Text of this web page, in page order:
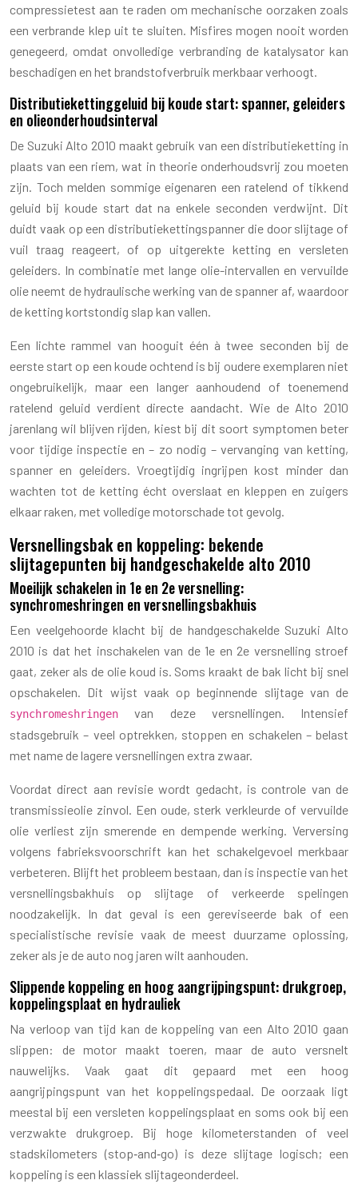
compressietest aan te raden om mechanische oorzaken zoals
een verbrande klep uit te sluiten. Misfires mogen nooit worden
genegeerd, omdat onvolledige verbranding de katalysator kan
beschadigen en het brandstofverbruik merkbaar verhoogt.
Distributiekettinggeluid bij koude start: spanner, geleiders
en olieonderhoudsinterval
De Suzuki Alto 2010 maakt gebruik van een distributieketting in
plaats van een riem, wat in theorie onderhoudsvrij zou moeten
zijn. Toch melden sommige eigenaren een ratelend of tikkend
geluid bij koude start dat na enkele seconden verdwijnt. Dit
duidt vaak op een distributiekettingspanner die door slijtage of
vuil traag reageert, of op uitgerekte ketting en versleten
geleiders. In combinatie met lange olie-intervallen en vervuilde
olie neemt de hydraulische werking van de spanner af, waardoor
de ketting kortstondig slap kan vallen.
Een lichte rammel van hooguit één à twee seconden bij de
eerste start op een koude ochtend is bij oudere exemplaren niet
ongebruikelijk, maar een langer aanhoudend of toenemend
ratelend geluid verdient directe aandacht. Wie de Alto 2010
jarenlang wil blijven rijden, kiest bij dit soort symptomen beter
voor tijdige inspectie en – zo nodig – vervanging van ketting,
spanner en geleiders. Vroegtijdig ingrijpen kost minder dan
wachten tot de ketting écht overslaat en kleppen en zuigers
elkaar raken, met volledige motorschade tot gevolg.
Versnellingsbak en koppeling: bekende
slijtagepunten bij handgeschakelde alto 2010
Moeilijk schakelen in 1e en 2e versnelling:
synchromeshringen en versnellingsbakhuis
Een veelgehoorde klacht bij de handgeschakelde Suzuki Alto
2010 is dat het inschakelen van de 1e en 2e versnelling stroef
gaat, zeker als de olie koud is. Soms kraakt de bak licht bij snel
opschakelen. Dit wijst vaak op beginnende slijtage van de
synchromeshringen van deze versnellingen. Intensief
stadsgebruik – veel optrekken, stoppen en schakelen – belast
met name de lagere versnellingen extra zwaar.
Voordat direct aan revisie wordt gedacht, is controle van de
transmissieolie zinvol. Een oude, sterk verkleurde of vervuilde
olie verliest zijn smerende en dempende werking. Verversing
volgens fabrieksvoorschrift kan het schakelgevoel merkbaar
verbeteren. Blijft het probleem bestaan, dan is inspectie van het
versnellingsbakhuis op slijtage of verkeerde spelingen
noodzakelijk. In dat geval is een gereviseerde bak of een
specialistische revisie vaak de meest duurzame oplossing,
zeker als je de auto nog jaren wilt aanhouden.
Slippende koppeling en hoog aangrijpingspunt: drukgroep,
koppelingsplaat en hydrauliek
Na verloop van tijd kan de koppeling van een Alto 2010 gaan
slippen: de motor maakt toeren, maar de auto versnelt
nauwelijks. Vaak gaat dit gepaard met een hoog
aangrijpingspunt van het koppelingspedaal. De oorzaak ligt
meestal bij een versleten koppelingsplaat en soms ook bij een
verzwakte drukgroep. Bij hoge kilometerstanden of veel
stadskilometers (stop‑and‑go) is deze slijtage logisch; een
koppeling is een klassiek slijtageonderdeel.